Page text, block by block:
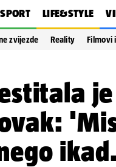
SPORT LIFE&STYLE
zvijezde Reality Filmovi
je